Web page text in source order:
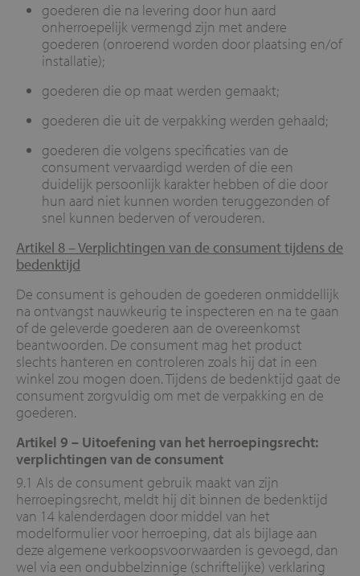
goederen die na levering door hun aard
onherroepelijk vermengd zijn met andere
goederen (onroerend worden door plaatsing en/of
installatie);
goederen die op maat werden gemaakt;
goederen die uit de verpakking werden gehaald;
goederen die volgens specificaties van de
consument vervaardigd werden of die een
duidelijk persoonlijk karakter hebben of die door
hun aard niet kunnen worden teruggezonden of
snel kunnen bederven of verouderen.
Artikel 8 – Verplichtingen van de consument tijdens de
bedenktijd
De consument is gehouden de goederen onmiddellijk
na ontvangst nauwkeurig te inspecteren en na te gaan
of de geleverde goederen aan de overeenkomst
beantwoorden. De consument mag het product
slechts hanteren en controleren zoals hij dat in een
winkel zou mogen doen. Tijdens de bedenktijd gaat de
consument zorgvuldig om met de verpakking en de
goederen.
Artikel 9 – Uitoefening van het herroepingsrecht:
verplichtingen van de consument
9.1 Als de consument gebruik maakt van zijn
herroepingsrecht, meldt hij dit binnen de bedenktijd
van 14 kalenderdagen door middel van het
modelformulier voor herroeping, dat als bijlage aan
deze algemene verkoopsvoorwaarden is gevoegd, dan
wel via een ondubbelzinnige (schriftelijke) verklaring